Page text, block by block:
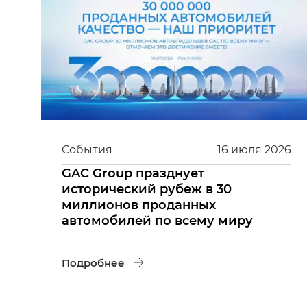
16 июля 2026
События
GAC Group празднует
исторический рубеж в 30
миллионов проданных
автомобилей по всему миру
Подробнее